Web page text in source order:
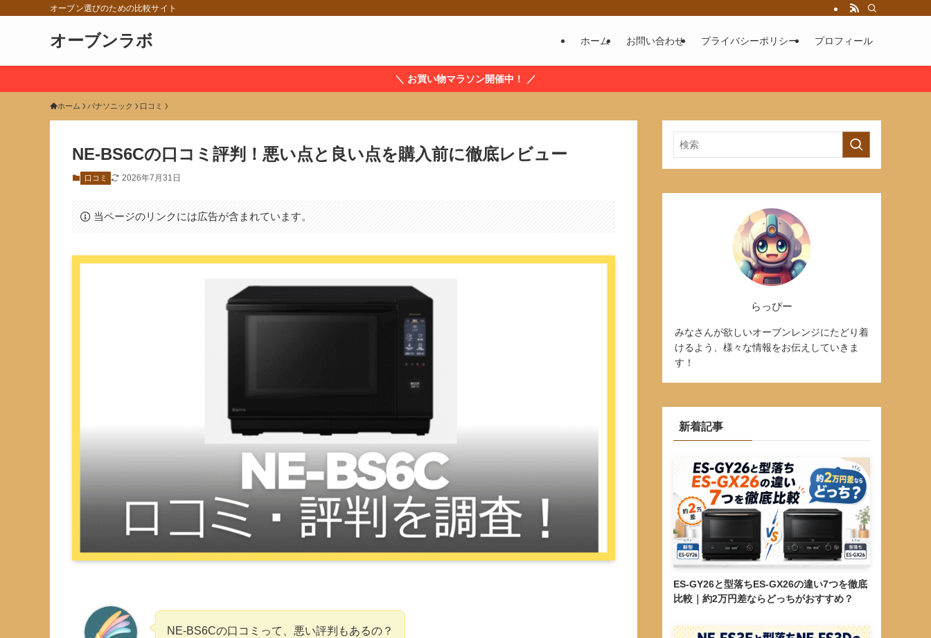
オーブン選びのための比較サイト
オーブンラボ ホーム お問い合わせ プライバシーポリシー プロフィール
＼ お買い物マラソン開催中！ ／
ホーム パナソニック 口コミ
NE-BS6Cの口コミ評判！悪い点と良い点を購入前に徹底レビュー
口コミ 2026年7月31日
当ページのリンクには広告が含まれています。
NE-BS6Cの口コミって、悪い評判もあるの？
らっぴー
みなさんが欲しいオーブンレンジにたどり着
けるよう、様々な情報をお伝えしていきま
す！
新着記事
ES-GY26と型落ちES-GX26の違い7つを徹底
比較｜約2万円差ならどっちがおすすめ？